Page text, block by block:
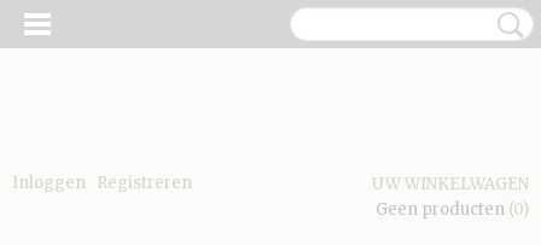
Inloggen Registreren
UW WINKELWAGEN
Geen producten (0)